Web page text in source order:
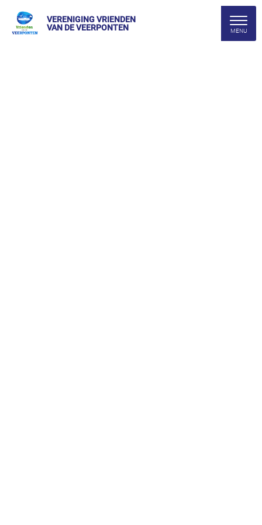
VERENIGING VRIENDEN
VAN DE VEERPONTEN